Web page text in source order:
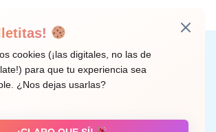
LinkedIn
Correo electrónico
de la Fuente, 8 València
cookies (¡las digitales, no las de
para que tu experiencia sea
¿Nos dejas usarlas?